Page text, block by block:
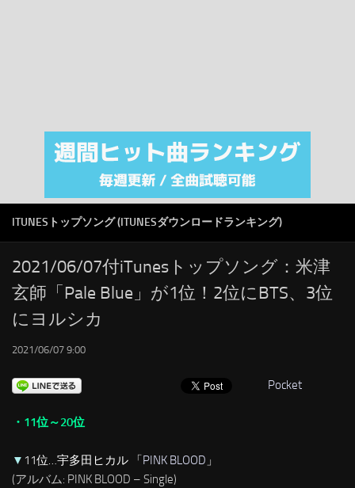
注目カテゴリ
オリジナルiTunes週間トップソング
RSS
LINKS
ITUNESトップソング (ITUNESダウンロードランキング)
2021/06/07付iTunesトップソング：米津
玄師「Pale Blue」が1位！2位にBTS、3位
にヨルシカ
2021/06/07 9:00
Pocket
・11位～20位
▼ 11位…宇多田ヒカル 「PINK BLOOD 」
(アルバム: PINK BLOOD – Single)